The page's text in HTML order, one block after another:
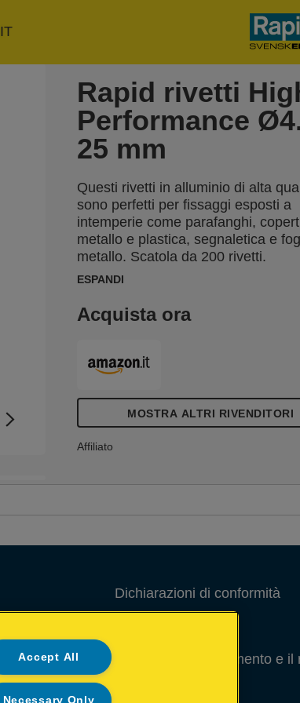
IT
Rapid rivetti
Performance
25 mm
Questi rivetti in alluminio di alta
sono perfetti per fissaggi esposti a
intemperie come parafanghi,
metallo e plastica, segnaletica e
metallo. Scatola da 200 rivetti.
ESPANDI
Acquista ora
MOSTRA ALTRI RIVENDITORI
Affiliato
Dichiarazioni di conformità
Guida per lo smaltimento e il
Accept All
Necessary Only